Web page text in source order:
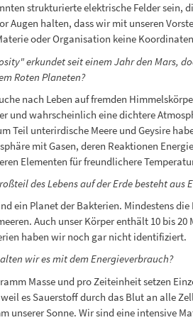
strukturierte elektrische Felder sein,
Augen halten, dass wir mit unseren
oder Organisation keine
erkundet seit einem Jahr den Mars,
Roten Planeten?
nach Leben auf fremden
und wahrscheinlich eine dichtere
Teil unterirdische Meere und Geysire
mit Gasen, deren Reaktionen
Elementen für freundlichere
des Lebens auf der Erde besteht aus
ein Planet der Bakterien. Mindestens
Auch unser Körper enthält 10 bis
haben wir noch gar nicht identifiziert.
wir es mit dem Energieverbrauch?
Masse und pro Zeiteinheit setzen
es Sauerstoff durch das Blut an alle
unserer Sonne. Wir sind eine intensive